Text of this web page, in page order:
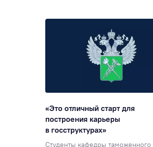
«Это отличный старт для
построения карьеры
в госструктурах»
Студенты кафедры таможенного